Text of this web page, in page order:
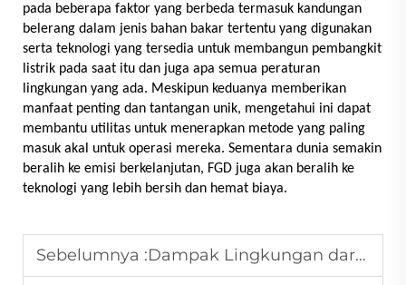
pada beberapa faktor yang berbeda termasuk kandungan
belerang dalam jenis bahan bakar tertentu yang digunakan
serta teknologi yang tersedia untuk membangun pembangkit
listrik pada saat itu dan juga apa semua peraturan
lingkungan yang ada. Meskipun keduanya memberikan
manfaat penting dan tantangan unik, mengetahui ini dapat
membantu utilitas untuk menerapkan metode yang paling
masuk akal untuk operasi mereka. Sementara dunia semakin
beralih ke emisi berkelanjutan, FGD juga akan beralih ke
teknologi yang lebih bersih dan hemat biaya.
Sebelumnya :Dampak Lingkungan dari Desulfurisasi Gas Buang: Penelitian Mendalam